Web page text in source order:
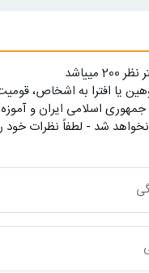
ميياشد
یا افترا به اشخاص،
جمهوری اسلامی ایران و
شد - لطفاً نظرات خود